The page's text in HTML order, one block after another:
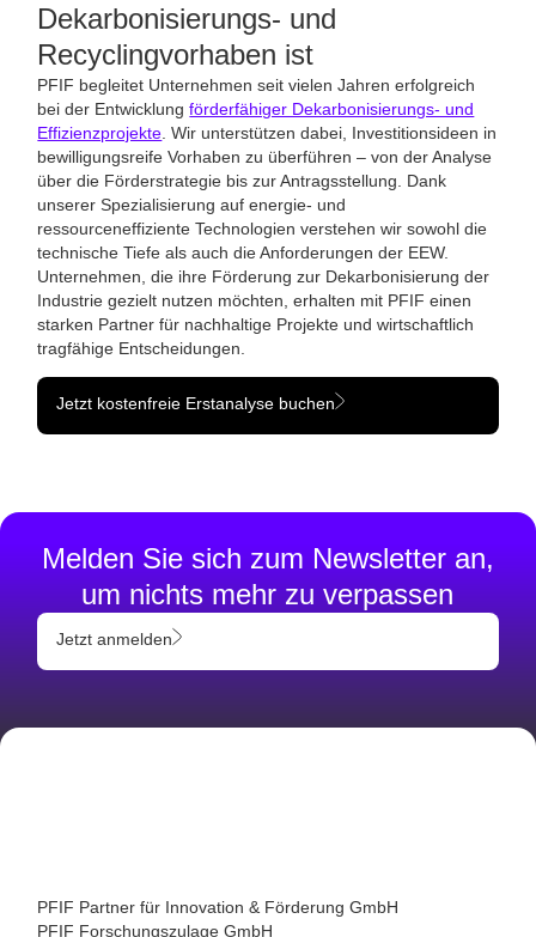
Dekarbonisierungs- und
Recyclingvorhaben ist
PFIF begleitet Unternehmen seit vielen Jahren erfolgreich
bei der Entwicklungförderfähiger Dekarbonisierungs- und
Effizienzprojekte . Wir unterstützen dabei, Investitionsideen in
bewilligungsreife Vorhaben zu überführen – von der Analyse
über die Förderstrategie bis zur Antragsstellung. Dank
unserer Spezialisierung auf energie- und
ressourceneffiziente Technologien verstehen wir sowohl die
technische Tiefe als auch die Anforderungen der EEW.
Unternehmen, die ihre Förderung zur Dekarbonisierung der
Industrie gezielt nutzen möchten, erhalten mit PFIF einen
starken Partner für nachhaltige Projekte und wirtschaftlich
tragfähige Entscheidungen.
Jetzt kostenfreie Erstanalyse buchen
Melden Sie sich zum Newsletter an,
um nichts mehr zu verpassen
Jetzt anmelden
PFIF Partner für Innovation & Förderung GmbH
PFIF Forschungszulage GmbH